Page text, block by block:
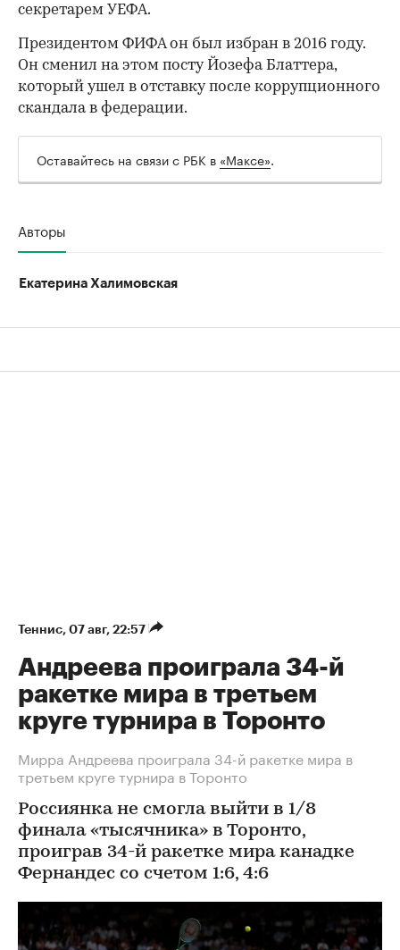
секретарем УЕФА.
Президентом ФИФА он был избран в 2016 году.
Он сменил на этом посту Йозефа Блаттера,
который ушел в отставку после коррупционного
скандала в федерации.
Оставайтесь на связи с РБК в «Максе».
Авторы
Екатерина Халимовская
Теннис⁠, 07 авг, 22:57
Андреева проиграла 34-й
ракетке мира в третьем
круге турнира в Торонто
Мирра Андреева проиграла 34-й ракетке мира в
третьем круге турнира в Торонто
Россиянка не смогла выйти в 1/8
финала «тысячника» в Торонто,
проиграв 34-й ракетке мира канадке
Фернандес со счетом 1:6, 4:6